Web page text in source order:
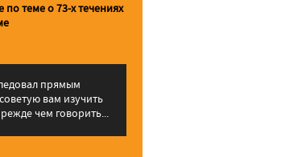
по теме о 73-х течениях
прямым
вам изучить
чем говорить...